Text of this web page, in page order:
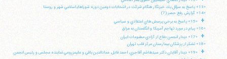
«13» پاسخ به سؤال يك خبرنگار هنگام شركت در انتخابات دومين دوره شوراهاياسلامي شهر و روستا
«14» گزارش رفع حصر (7)
+
«15» پاسخ به برخي پرسش هاي اعتقادي و سياسي
«16» پيام در مورد تهاجم آمريكا و انگلستان به عراق
+
«17» ديدار انجمن دفاع از آزادي مطبوعات ايران
«18» تشكر از پزشكان بيمارستان مركز قلب تهران
+
«19» ديدار آقايان دكتر سيدهاشم آقاجري، احمد قابل، عمادالدين باقي و عليمزروعي نماينده مجلس و رئيس انجمن